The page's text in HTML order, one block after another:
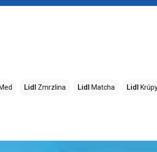
Med Lidl Zmrzlina Lidl Matcha Lidl